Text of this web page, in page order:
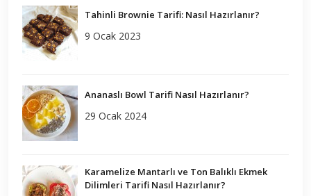
Tahinli Brownie Tarifi: Nasıl Hazırlanır?
9 Ocak 2023
Ananaslı Bowl Tarifi Nasıl Hazırlanır?
29 Ocak 2024
Karamelize Mantarlı ve Ton Balıklı Ekmek
Dilimleri Tarifi Nasıl Hazırlanır?